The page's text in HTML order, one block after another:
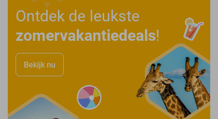
Ontdek de leukste
zomervakantiedeals!
Bekijk nu